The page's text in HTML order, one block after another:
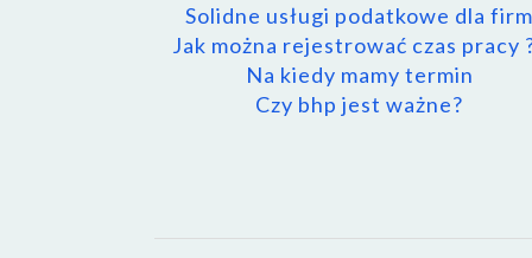
Solidne usługi podatkowe dla firm
Jak można rejestrować czas pracy
Na kiedy mamy termin
Czy bhp jest ważne?